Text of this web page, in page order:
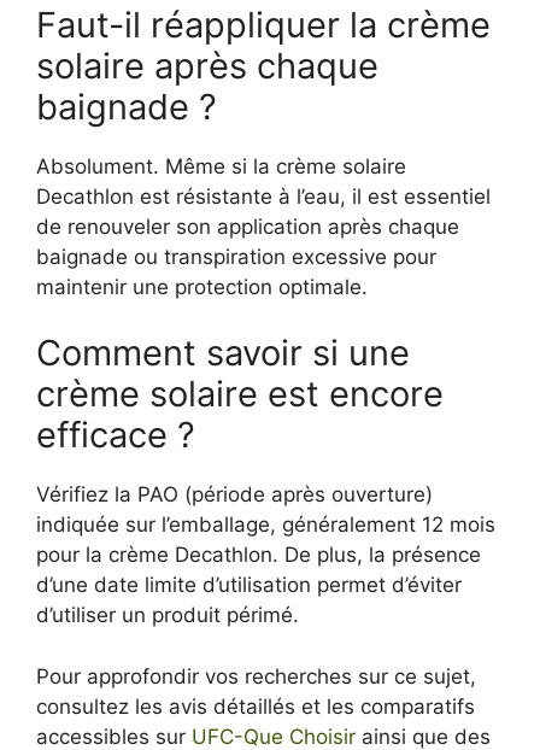
Faut-il réappliquer la crème
solaire après chaque
baignade ?
Absolument. Même si la crème solaire
Decathlon est résistante à l’eau, il est essentiel
de renouveler son application après chaque
baignade ou transpiration excessive pour
maintenir une protection optimale.
Comment savoir si une
crème solaire est encore
efficace ?
Vérifiez la PAO (période après ouverture)
indiquée sur l’emballage, généralement 12 mois
pour la crème Decathlon. De plus, la présence
d’une date limite d’utilisation permet d’éviter
d’utiliser un produit périmé.
Pour approfondir vos recherches sur ce sujet,
consultez les avis détaillés et les comparatifs
accessibles sur UFC-Que Choisir ainsi que des